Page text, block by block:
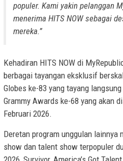
populer. Kami yakin pelanggan
menerima HITS NOW sebagai
mereka.”
Kehadiran HITS NOW di
berbagai tayangan eksklusif
Globes ke-83 yang tayang
Grammy Awards ke-68 yang akan
Februari 2026.
Deretan program unggulan lainnya
show dan talent show terpopuler